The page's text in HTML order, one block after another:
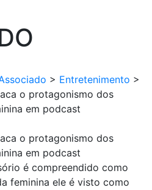
> Entretenimento >
o protagonismo dos
em podcast
o protagonismo dos
em podcast
é compreendido como
feminina ele é visto como